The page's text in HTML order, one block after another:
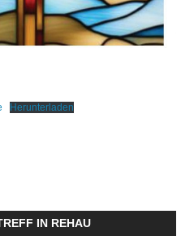
Herunterladen
IN REHAU